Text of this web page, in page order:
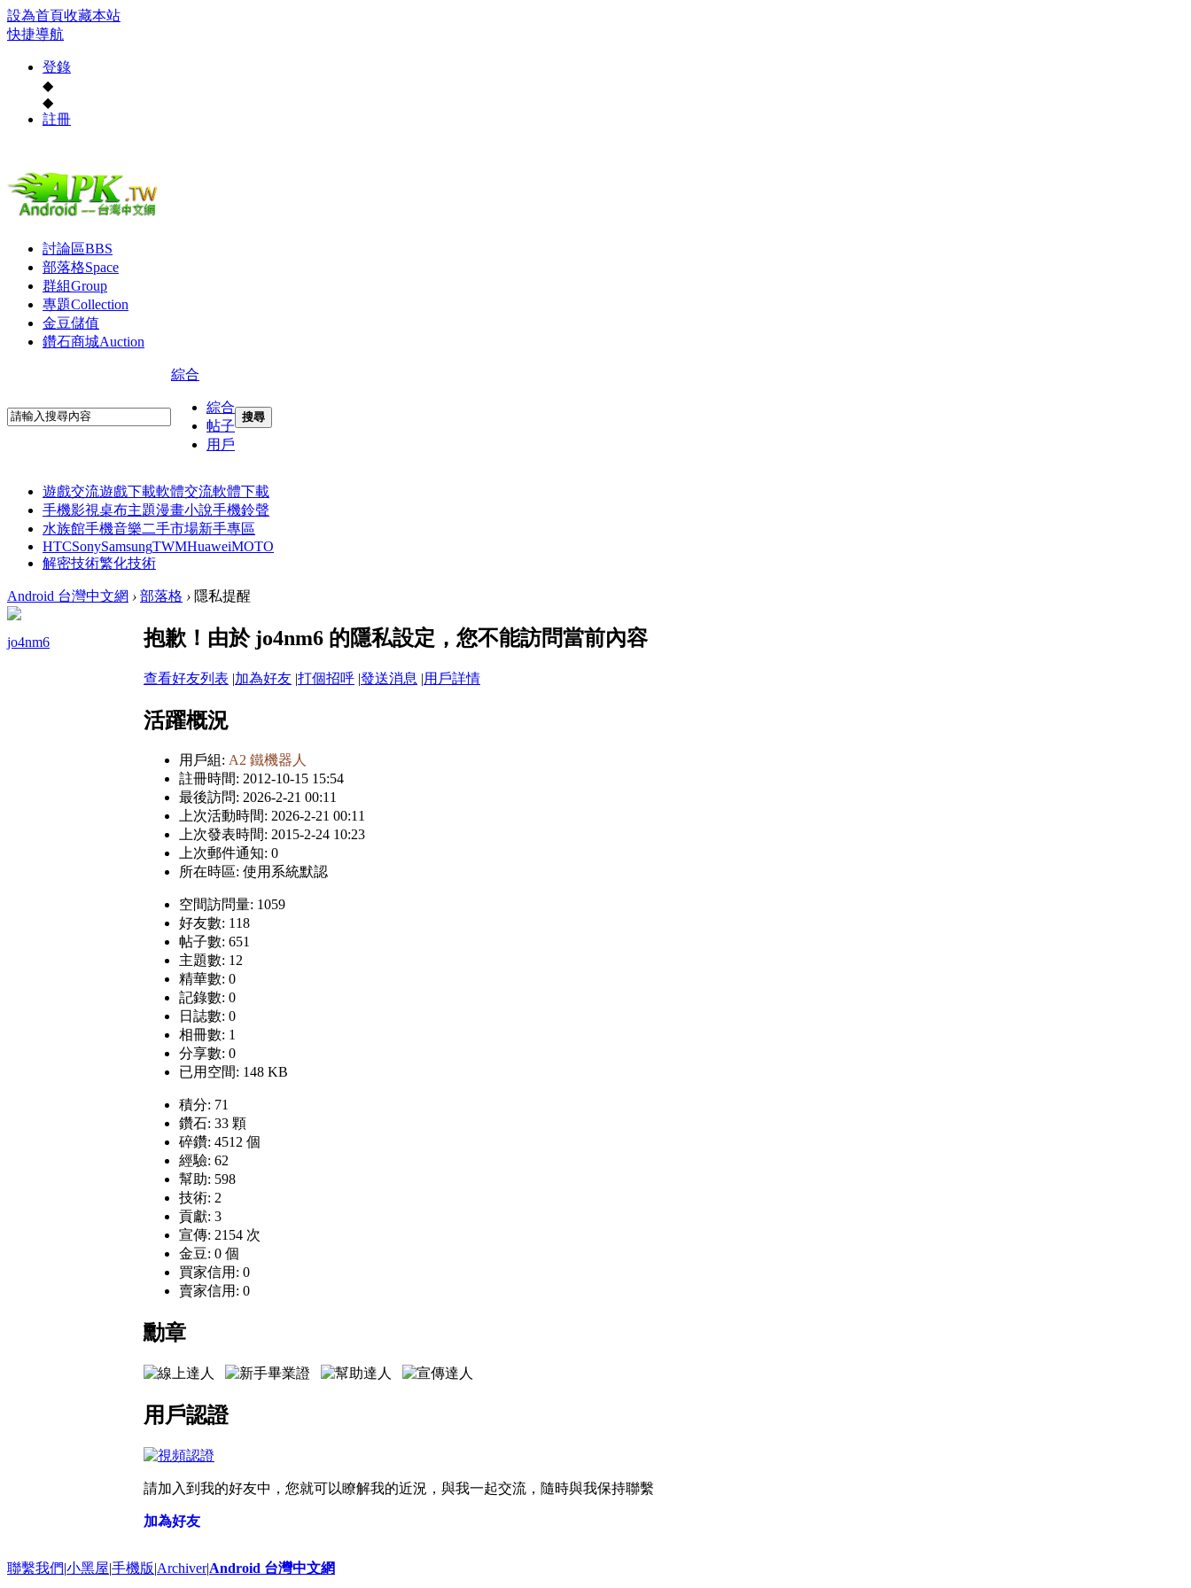
設為首頁收藏本站
快捷導航
登錄
◆
◆
註冊
討論區BBS
部落格Space
群組Group
專題Collection
金豆儲值
鑽石商城Auction
綜合
綜合
帖子
用戶
搜尋
遊戲交流遊戲下載軟體交流軟體下載
手機影視桌布主題漫畫小說手機鈴聲
水族館手機音樂二手市場新手專區
HTCSonySamsungTWMHuaweiMOTO
解密技術繁化技術
Android 台灣中文網 › 部落格 › 隱私提醒
jo4nm6 抱歉！由於 jo4nm6 的隱私設定，您不能訪問當前內容
查看好友列表 |加為好友 |打個招呼 |發送消息 |用戶詳情
活躍概況
用戶組: A2 鐵機器人
註冊時間: 2012-10-15 15:54
最後訪問: 2026-2-21 00:11
上次活動時間: 2026-2-21 00:11
上次發表時間: 2015-2-24 10:23
上次郵件通知: 0
所在時區: 使用系統默認
空間訪問量: 1059
好友數: 118
帖子數: 651
主題數: 12
精華數: 0
記錄數: 0
日誌數: 0
相冊數: 1
分享數: 0
已用空間: 148 KB
積分: 71
鑽石: 33 顆
碎鑽: 4512 個
經驗: 62
幫助: 598
技術: 2
貢獻: 3
宣傳: 2154 次
金豆: 0 個
買家信用: 0
賣家信用: 0
勳章
用戶認證
請加入到我的好友中，您就可以瞭解我的近況，與我一起交流，隨時與我保持聯繫
加為好友
聯繫我們|小黑屋|手機版|Archiver|Android 台灣中文網